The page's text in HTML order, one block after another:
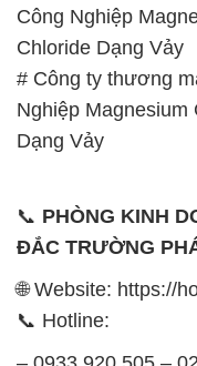
Công Nghiệp
Chloride Dạng Vảy
# Công ty thương
Nghiệp Magnesium
Dạng Vảy
📞 PHÒNG KINH
ĐẮC TRƯỜNG
🌐 Website: https://
📞 Hotline: